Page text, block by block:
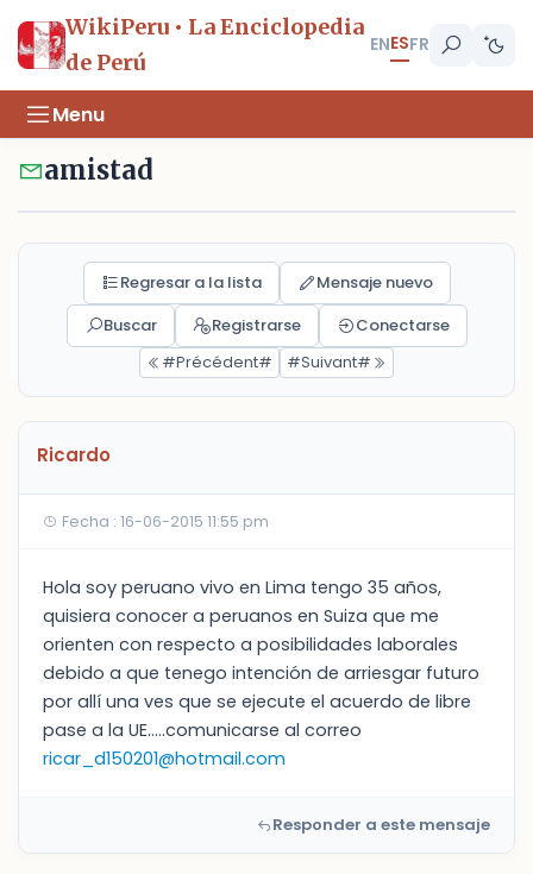
WikiPeru • La Enciclopedia
de Perú
ENESFR
Menu
amistad
Regresar a la lista
Mensaje nuevo
Buscar
Registrarse
Conectarse
#Précédent#
#Suivant#
Ricardo
Fecha : 16-06-2015 11:55 pm
Hola soy peruano vivo en Lima tengo 35 años,
quisiera conocer a peruanos en Suiza que me
orienten con respecto a posibilidades laborales
debido a que tenego intención de arriesgar futuro
por allí una ves que se ejecute el acuerdo de libre
pase a la UE.....comunicarse al correo
ricar_d150201@hotmail.com
Responder a este mensaje